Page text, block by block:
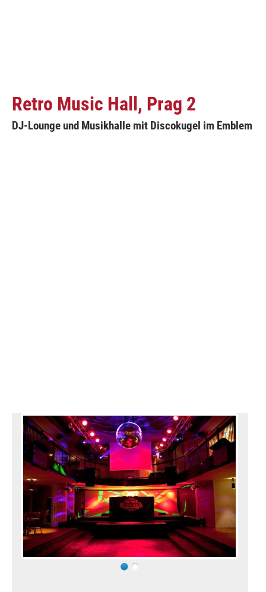
Retro Music Hall, Prag 2
DJ-Lounge und Musikhalle mit Discokugel im Emblem